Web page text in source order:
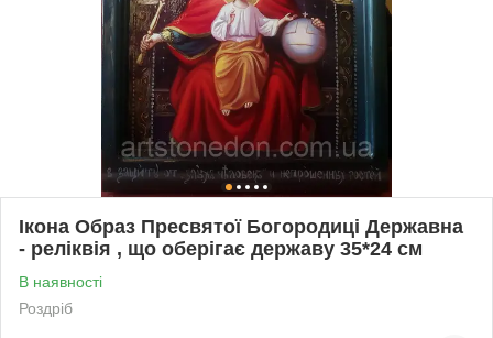
Ікона Образ Пресвятої Богородиці Державна
- реліквія , що оберігає державу 35*24 см
В наявності
Роздріб